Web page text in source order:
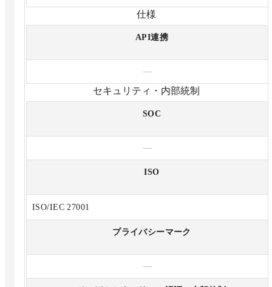
仕様
API連携
—
セキュリティ・内部統制
SOC
—
ISO
ISO/IEC 27001
プライバシーマーク
—